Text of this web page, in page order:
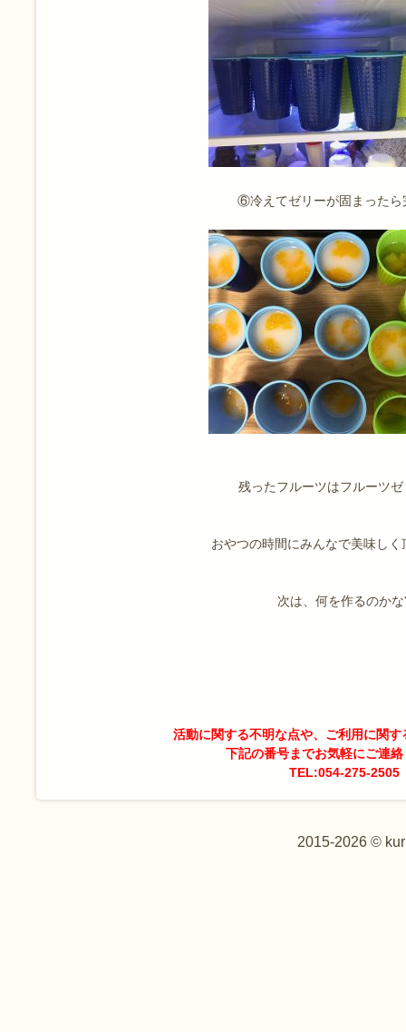
⑥冷えてゼリーが固まったら
残ったフルーツはフルーツ
おやつの時間にみんなで美味しく
次は、何を作るのかな
活動に関する不明な点や、ご利用に関
下記の番号までお気軽にご連
TEL:054-275-2505
2015-2026 ©